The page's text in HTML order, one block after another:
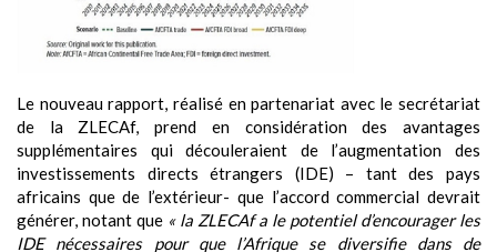
Le nouveau rapport, réalisé en partenariat avec le secrétariat
de la ZLECAf, prend en considération des avantages
supplémentaires qui découleraient de l’augmentation des
investissements directs étrangers (IDE) – tant des pays
africains que de l’extérieur- que l’accord commercial devrait
générer, notant que « la ZLECAf a le potentiel d’encourager les
IDE nécessaires pour que l’Afrique se diversifie dans de